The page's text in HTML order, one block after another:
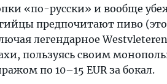
«по-русски» и вообще
предпочитают пиво
легендарное
пользуясь своим
по 10–15 EUR за бокал.